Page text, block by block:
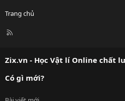
Trang chủ
R
Zix.vn - Học Vật lí Online chất
Có gì mới?